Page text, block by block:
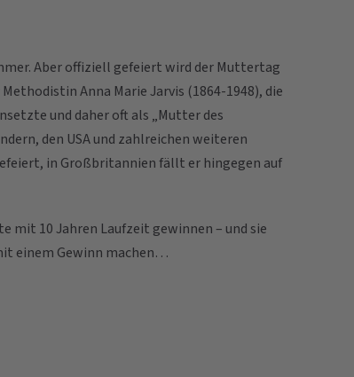
Aber offiziell gefeiert wird der Muttertag
Anna Marie Jarvis (1864-1948), die
und daher oft als „Mutter des
den USA und zahlreichen weiteren
in Großbritannien fällt er hingegen auf
mit 10 Jahren Laufzeit gewinnen – und sie
einem Gewinn machen…